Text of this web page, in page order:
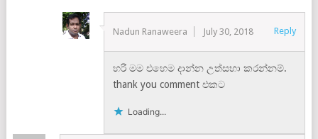
Nadun Ranaweera July 30, 2018 Reply
හරි මම එහෙම දාන්න උත්සහා කරන්නම්.
thank you comment එකට
Loading...